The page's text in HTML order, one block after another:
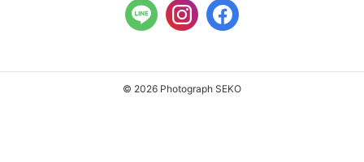
© 2026 Photograph SEKO